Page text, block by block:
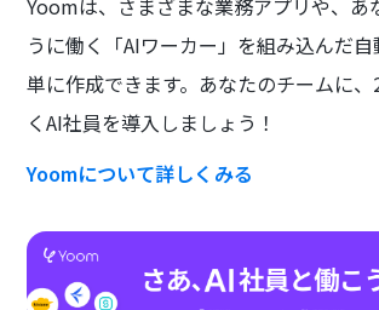
うに働く「AIワーカー」を組み込んだ
単に作成できます。あなたのチームに
くAI社員を導入しましょう！
Yoomについて詳しくみる